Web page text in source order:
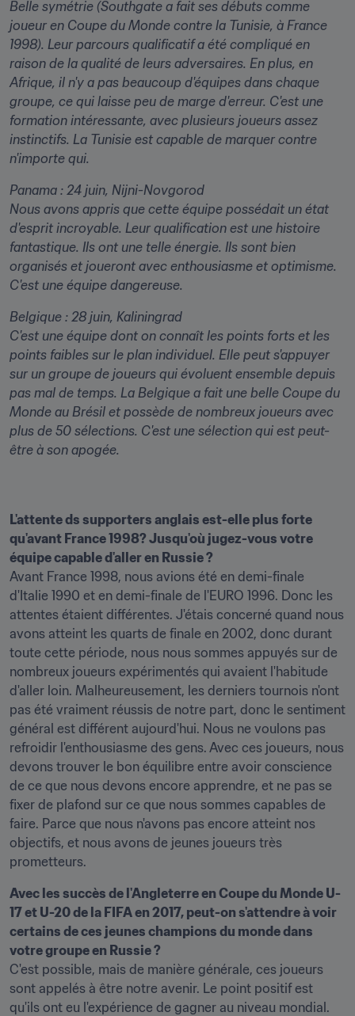
Belle symétrie (Southgate a fait ses débuts comme
joueur en Coupe du Monde contre la Tunisie, à France
1998). Leur parcours qualificatif a été compliqué en
raison de la qualité de leurs adversaires. En plus, en
Afrique, il n'y a pas beaucoup d'équipes dans chaque
groupe, ce qui laisse peu de marge d'erreur. C'est une
formation intéressante, avec plusieurs joueurs assez
instinctifs. La Tunisie est capable de marquer contre
n'importe qui.
Panama : 24 juin, Nijni-Novgorod
Nous avons appris que cette équipe possédait un état
d'esprit incroyable. Leur qualification est une histoire
fantastique. Ils ont une telle énergie. Ils sont bien
organisés et joueront avec enthousiasme et optimisme.
C'est une équipe dangereuse.
Belgique : 28 juin, Kaliningrad
C'est une équipe dont on connaît les points forts et les
points faibles sur le plan individuel. Elle peut s'appuyer
sur un groupe de joueurs qui évoluent ensemble depuis
pas mal de temps. La Belgique a fait une belle Coupe du
Monde au Brésil et possède de nombreux joueurs avec
plus de 50 sélections. C'est une sélection qui est peut-
être à son apogée.
L'attente ds supporters anglais est-elle plus forte
qu'avant France 1998? Jusqu'où jugez-vous votre
équipe capable d'aller en Russie ?
Avant France 1998, nous avions été en demi-finale
d'Italie 1990 et en demi-finale de l'EURO 1996. Donc les
attentes étaient différentes. J'étais concerné quand nous
avons atteint les quarts de finale en 2002, donc durant
toute cette période, nous nous sommes appuyés sur de
nombreux joueurs expérimentés qui avaient l'habitude
d'aller loin. Malheureusement, les derniers tournois n'ont
pas été vraiment réussis de notre part, donc le sentiment
général est différent aujourd'hui. Nous ne voulons pas
refroidir l'enthousiasme des gens. Avec ces joueurs, nous
devons trouver le bon équilibre entre avoir conscience
de ce que nous devons encore apprendre, et ne pas se
fixer de plafond sur ce que nous sommes capables de
faire. Parce que nous n'avons pas encore atteint nos
objectifs, et nous avons de jeunes joueurs très
prometteurs.
Avec les succès de l'Angleterre en Coupe du Monde U-
17 et U-20 de la FIFA en 2017, peut-on s'attendre à voir
certains de ces jeunes champions du monde dans
votre groupe en Russie ?
C'est possible, mais de manière générale, ces joueurs
sont appelés à être notre avenir. Le point positif est
qu'ils ont eu l'expérience de gagner au niveau mondial.